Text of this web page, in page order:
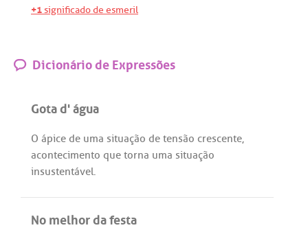
+1significado de esmeril
Dicionário de Expressões
Gota d' água
O ápice de uma situação de tensão crescente,
acontecimento que torna uma situação
insustentável.
No melhor da festa